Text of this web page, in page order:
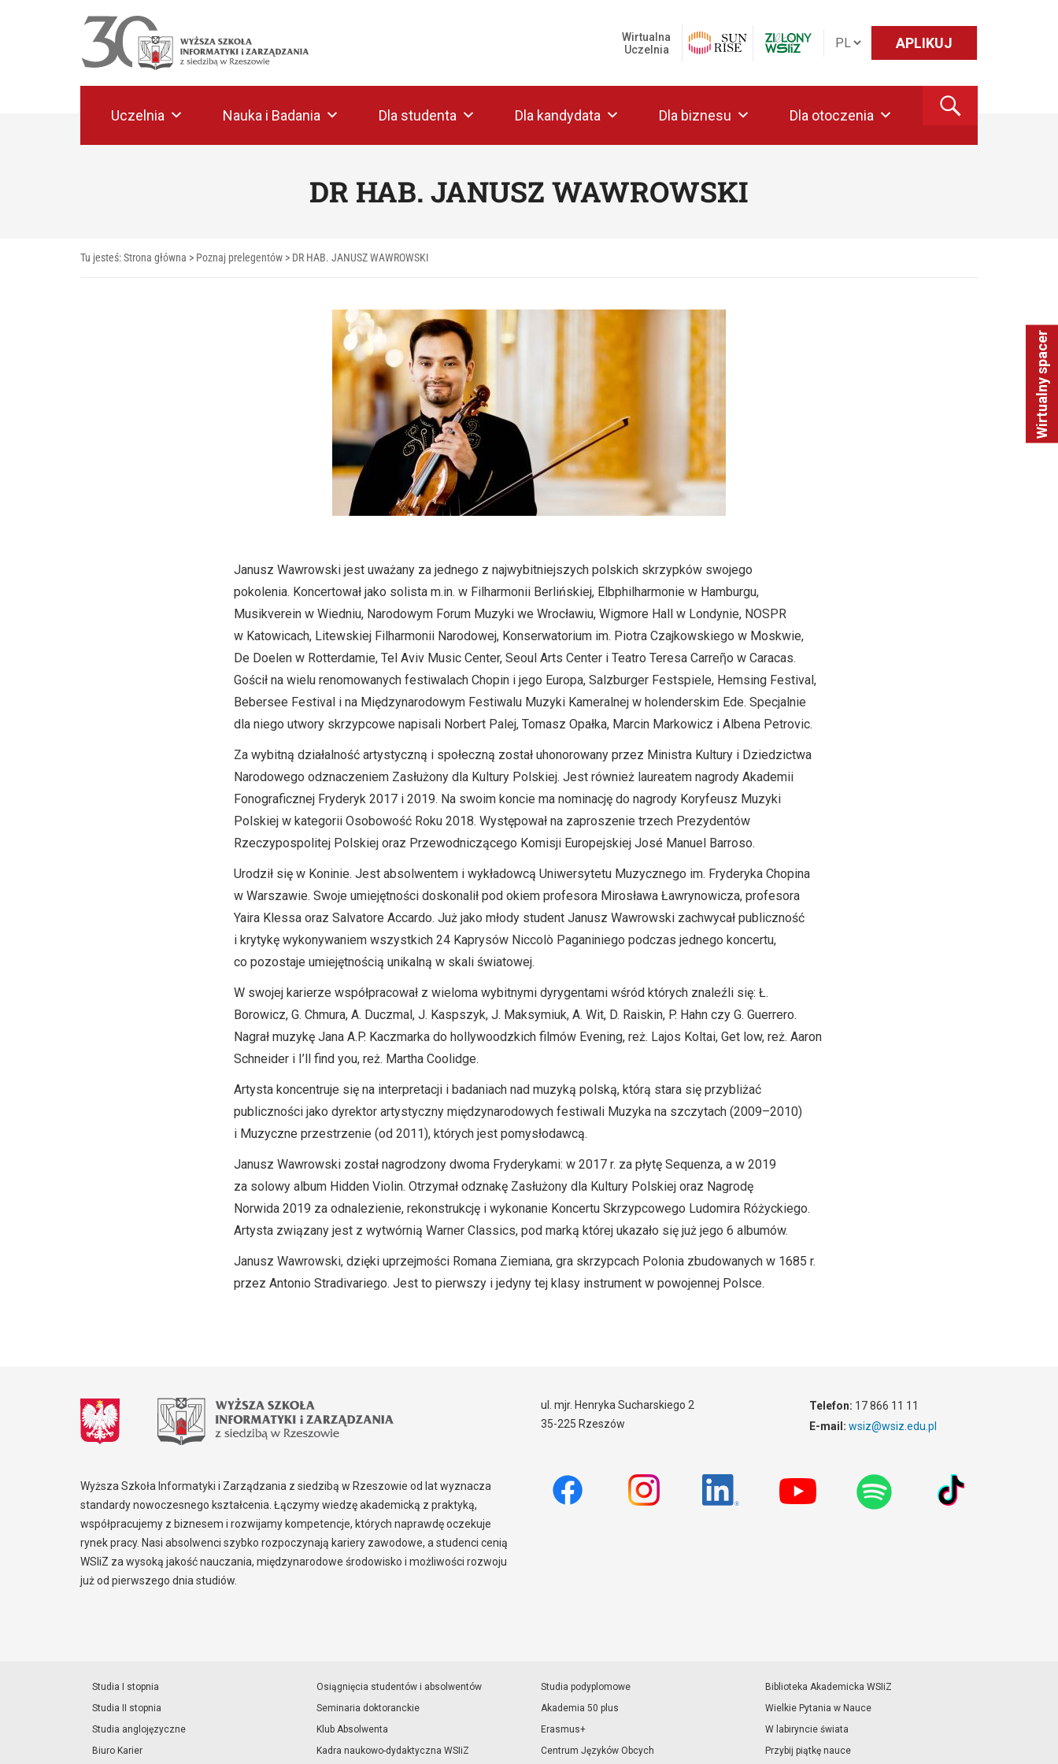
Wirtualny spacer
APLIKUJ
Wirtualna
Uczelnia
Uczelnia Nauka i Badania Dla studenta Dla kandydata Dla biznesu Dla otoczenia
DR HAB. JANUSZ WAWROWSKI
Tu jesteś:Strona główna > Poznaj prelegentów > DR HAB. JANUSZ WAWROWSKI
Janusz Wawrowski jest uważany za jednego z najwybitniejszych polskich skrzypków swojego
pokolenia. Koncertował jako solista m.in. w Filharmonii Berlińskiej, Elbphilharmonie w Hamburgu,
Musikverein w Wiedniu, Narodowym Forum Muzyki we Wrocławiu, Wigmore Hall w Londynie, NOSPR
w Katowicach, Litewskiej Filharmonii Narodowej, Konserwatorium im. Piotra Czajkowskiego w Moskwie,
De Doelen w Rotterdamie, Tel Aviv Music Center, Seoul Arts Center i Teatro Teresa Carreῆo w Caracas.
Gościł na wielu renomowanych festiwalach Chopin i jego Europa, Salzburger Festspiele, Hemsing Festival,
Bebersee Festival i na Międzynarodowym Festiwalu Muzyki Kameralnej w holenderskim Ede. Specjalnie
dla niego utwory skrzypcowe napisali Norbert Palej, Tomasz Opałka, Marcin Markowicz i Albena Petrovic.
Za wybitną działalność artystyczną i społeczną został uhonorowany przez Ministra Kultury i Dziedzictwa
Narodowego odznaczeniem Zasłużony dla Kultury Polskiej. Jest również laureatem nagrody Akademii
Fonograficznej Fryderyk 2017 i 2019. Na swoim koncie ma nominację do nagrody Koryfeusz Muzyki
Polskiej w kategorii Osobowość Roku 2018. Występował na zaproszenie trzech Prezydentów
Rzeczypospolitej Polskiej oraz Przewodniczącego Komisji Europejskiej José Manuel Barroso.
Urodził się w Koninie. Jest absolwentem i wykładowcą Uniwersytetu Muzycznego im. Fryderyka Chopina
w Warszawie. Swoje umiejętności doskonalił pod okiem profesora Mirosława Ławrynowicza, profesora
Yaira Klessa oraz Salvatore Accardo. Już jako młody student Janusz Wawrowski zachwycał publiczność
i krytykę wykonywaniem wszystkich 24 Kaprysów Niccolò Paganiniego podczas jednego koncertu,
co pozostaje umiejętnością unikalną w skali światowej.
W swojej karierze współpracował z wieloma wybitnymi dyrygentami wśród których znaleźli się: Ł.
Borowicz, G. Chmura, A. Duczmal, J. Kaspszyk, J. Maksymiuk, A. Wit, D. Raiskin, P. Hahn czy G. Guerrero.
Nagrał muzykę Jana A.P. Kaczmarka do hollywoodzkich filmów Evening, reż. Lajos Koltai, Get low, reż. Aaron
Schneider i I’ll find you, reż. Martha Coolidge.
Artysta koncentruje się na interpretacji i badaniach nad muzyką polską, którą stara się przybliżać
publiczności jako dyrektor artystyczny międzynarodowych festiwali Muzyka na szczytach (2009–2010)
i Muzyczne przestrzenie (od 2011), których jest pomysłodawcą.
Janusz Wawrowski został nagrodzony dwoma Fryderykami: w 2017 r. za płytę Sequenza, a w 2019
za solowy album Hidden Violin. Otrzymał odznakę Zasłużony dla Kultury Polskiej oraz Nagrodę
Norwida 2019 za odnalezienie, rekonstrukcję i wykonanie Koncertu Skrzypcowego Ludomira Różyckiego.
Artysta związany jest z wytwórnią Warner Classics, pod marką której ukazało się już jego 6 albumów.
Janusz Wawrowski, dzięki uprzejmości Romana Ziemiana, gra skrzypcach Polonia zbudowanych w 1685 r.
przez Antonio Stradivariego. Jest to pierwszy i jedyny tej klasy instrument w powojennej Polsce.
Wyższa Szkoła Informatyki i Zarządzania z siedzibą w Rzeszowie od lat wyznacza
standardy nowoczesnego kształcenia. Łączymy wiedzę akademicką z praktyką,
współpracujemy z biznesem i rozwijamy kompetencje, których naprawdę oczekuje
rynek pracy. Nasi absolwenci szybko rozpoczynają kariery zawodowe, a studenci cenią
WSIiZ za wysoką jakość nauczania, międzynarodowe środowisko i możliwości rozwoju
już od pierwszego dnia studiów.
ul. mjr. Henryka Sucharskiego 2
35-225 Rzeszów
Telefon: 17 866 11 11
E-mail: wsiz@wsiz.edu.pl
Studia I stopnia
Studia II stopnia
Studia anglojęzyczne
Biuro Karier
Osiągnięcia studentów i absolwentów
Seminaria doktoranckie
Klub Absolwenta
Kadra naukowo-dydaktyczna WSIiZ
Studia podyplomowe
Akademia 50 plus
Erasmus+
Centrum Języków Obcych
Biblioteka Akademicka WSIiZ
Wielkie Pytania w Nauce
W labiryncie świata
Przybij piątkę nauce